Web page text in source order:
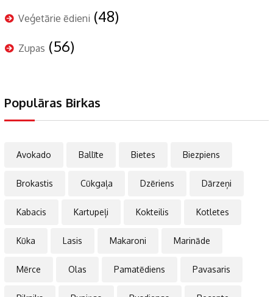
Veģetārie ēdieni (48)
Zupas (56)
Populāras Birkas
Avokado Ballīte Bietes Biezpiens
Brokastis Cūkgaļa Dzēriens Dārzeņi
Kabacis Kartupeļi Kokteilis Kotletes
Kūka Lasis Makaroni Marināde
Mērce Olas Pamatēdiens Pavasaris